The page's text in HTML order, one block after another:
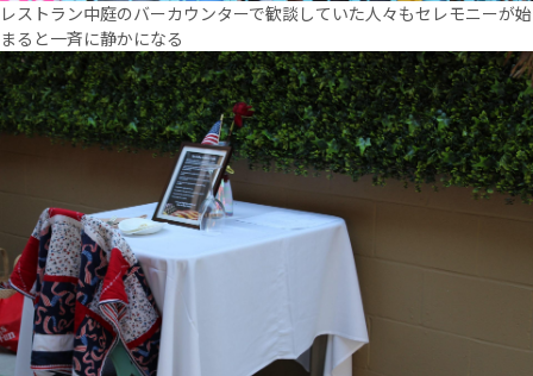
レストラン中庭のバーカウンターで歓談していた人々もセレモニーが始
まると一斉に静かになる